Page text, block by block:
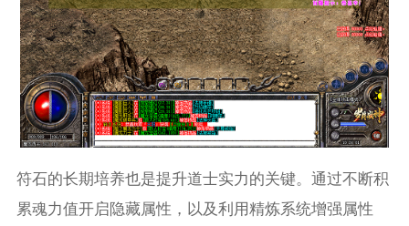
符石的长期培养也是提升道士实力的关键。通过不断积
累魂力值开启隐藏属性，以及利用精炼系统增强属性